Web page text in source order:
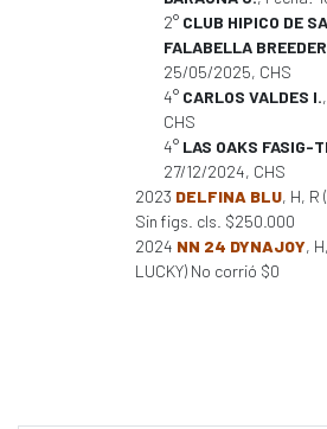
2° CLUB HIPICO DE
FALABELLA
25/05/2025, CHS
4° CARLOS VALDES I.
CHS
4° LAS OAKS FASIG-
27/12/2024, CHS
2023 DELFINA BLU, H, R
Sin figs. cls. $250.000
2024 NN 24 DYNAJOY,
LUCKY) No corrió $0